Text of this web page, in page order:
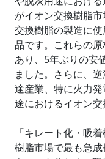
がイオン交換樹脂
交換樹脂の製造に
品です。これらの
あり、5年ぶりの安
ました。さらに、
途産業、特に火力
途におけるイオン
「キレート化・吸
樹脂市場で最も急成